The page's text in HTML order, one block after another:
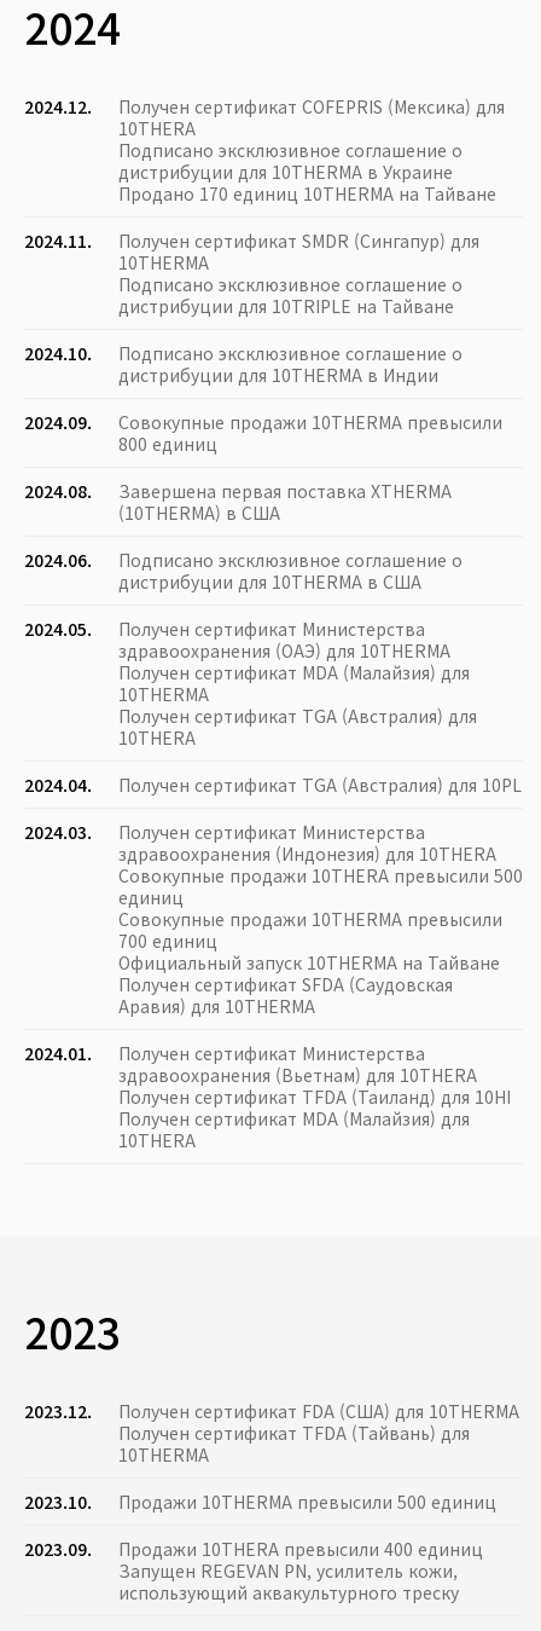
2024
2024.12.
Получен сертификат COFEPRIS (Мексика) для
10THERA
Подписано эксклюзивное соглашение о
дистрибуции для 10THERMA в Украине
Продано 170 единиц 10THERMA на Тайване
2024.11.
Получен сертификат SMDR (Сингапур) для
10THERMA
Подписано эксклюзивное соглашение о
дистрибуции для 10TRIPLE на Тайване
2024.10.
Подписано эксклюзивное соглашение о
дистрибуции для 10THERMA в Индии
2024.09.
Совокупные продажи 10THERMA превысили
800 единиц
2024.08.
Завершена первая поставка XTHERMA
(10THERMA) в США
2024.06.
Подписано эксклюзивное соглашение о
дистрибуции для 10THERMA в США
2024.05.
Получен сертификат Министерства
здравоохранения (ОАЭ) для 10THERMA
Получен сертификат MDA (Малайзия) для
10THERMA
Получен сертификат TGA (Австралия) для
10THERA
2024.04.
Получен сертификат TGA (Австралия) для 10PL
2024.03.
Получен сертификат Министерства
здравоохранения (Индонезия) для 10THERA
Совокупные продажи 10THERA превысили 500
единиц
Совокупные продажи 10THERMA превысили
700 единиц
Официальный запуск 10THERMA на Тайване
Получен сертификат SFDA (Саудовская
Аравия) для 10THERMA
2024.01.
Получен сертификат Министерства
здравоохранения (Вьетнам) для 10THERA
Получен сертификат TFDA (Таиланд) для 10HI
Получен сертификат MDA (Малайзия) для
10THERA
2023
2023.12.
Получен сертификат FDA (США) для 10THERMA
Получен сертификат TFDA (Тайвань) для
10THERMA
2023.10.
Продажи 10THERMA превысили 500 единиц
2023.09.
Продажи 10THERA превысили 400 единиц
Запущен REGEVAN PN, усилитель кожи,
использующий аквакультурного треску